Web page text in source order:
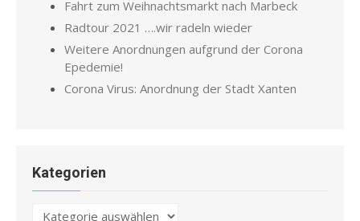
Fahrt zum Weihnachtsmarkt nach Marbeck
Radtour 2021 ….wir radeln wieder
Weitere Anordnungen aufgrund der Corona
Epedemie!
Corona Virus: Anordnung der Stadt Xanten
Kategorien
Kategorien